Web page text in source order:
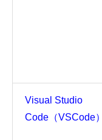
Visual Studio
Code （VSCode）